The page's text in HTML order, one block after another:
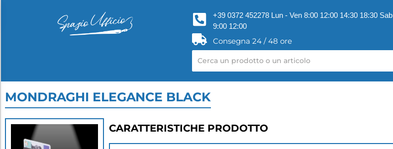
+39 0372 452278 Lun - Ven 8:00 12:00 14:30 18:30 Sab
9:00 12:00
Consegna 24 / 48 ore
MONDRAGHI ELEGANCE BLACK
CARATTERISTICHE PRODOTTO